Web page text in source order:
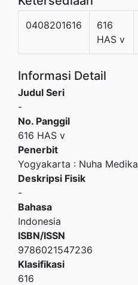
0408201616
616
HAS v
Informasi Detail
Judul Seri
-
No. Panggil
616 HAS v
Penerbit
Yogyakarta : Nuha Medika
Deskripsi Fisik
-
Bahasa
Indonesia
ISBN/ISSN
9786021547236
Klasifikasi
616